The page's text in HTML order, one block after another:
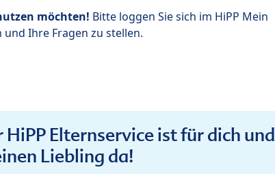
möchten! Bitte loggen Sie sich im HiPP Mein
Ihre Fragen zu stellen.
HiPP Elternservice ist für dich und
Liebling da!